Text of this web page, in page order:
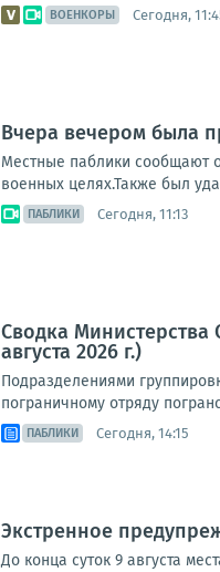
ВОЕНКОРЫ Сегодня,
Вчера вечером была
Местные паблики сообщают
военных целях.Также был
ПАБЛИКИ Сегодня, 11:13
Сводка
августа 2026 г.)
Подразделениями
пограничному отряду
ПАБЛИКИ Сегодня, 14:15
Экстренное
До конца суток 9 августа